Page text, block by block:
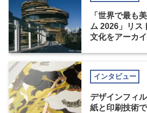
「世界で最も
ム 2026」リス
文化をアーカ
インタビュー
デザインフィ
紙と印刷技術